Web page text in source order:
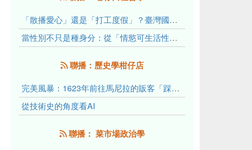
「散播愛心」還是「打工度假」？臺灣國內與跨國捐卵的利他修辭、金錢動機與身體代價
當性別不只是種身分：從「情慾可生活性」理解跨性別者的身體、慾望與認同探索
聯播：歷史學柑仔店
完美風暴：1623年前往馬尼拉的販客「踩線團」怎麼會困死於澎湖?
從技術史的角度看AI
聯播： 菜市場政治學